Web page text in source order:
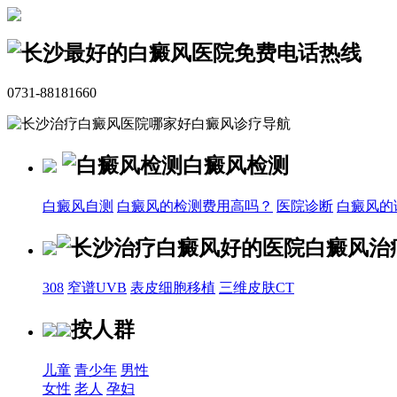
免费电话热线
0731-88181660
白癜风诊疗导航
白癜风检测
白癜风自测 白癜风的检测费用高吗？ 医院诊断 白癜风
白癜风治
308 窄谱UVB 表皮细胞移植 三维皮肤CT
按人群
儿童 青少年 男性
女性 老人 孕妇